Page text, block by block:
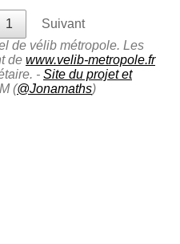
1
Suivant
de vélib métropole. Les
de www.velib-metropole.fr
- Site du projet et
(@Jonamaths)